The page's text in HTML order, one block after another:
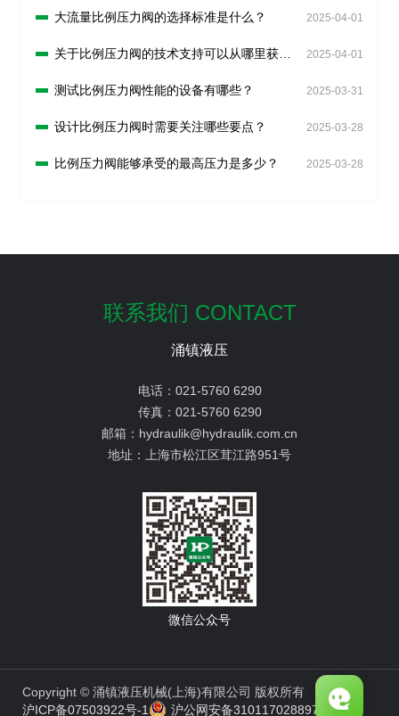
大流量比例压力阀的选择标准是什么？ 2025-04-01
关于比例压力阀的技术支持可以从哪里获
2025-04-01
测试比例压力阀性能的设备有哪些？ 2025-03-31
设计比例压力阀时需要关注哪些要点？ 2025-03-28
比例压力阀能够承受的最高压力是多少？ 2025-03-28
联系我们 CONTACT
涌镇液压
电话： 021-5760 6290
传真： 021-5760 6290
邮箱： hydraulik@hydraulik.com.cn
地址：
上海市松江区茸江路951号
微信公众号
Copyright © 涌镇液压机械(上海)有限公司 版权所有
沪ICP备07503922号-1
沪公网安备31011702889776号